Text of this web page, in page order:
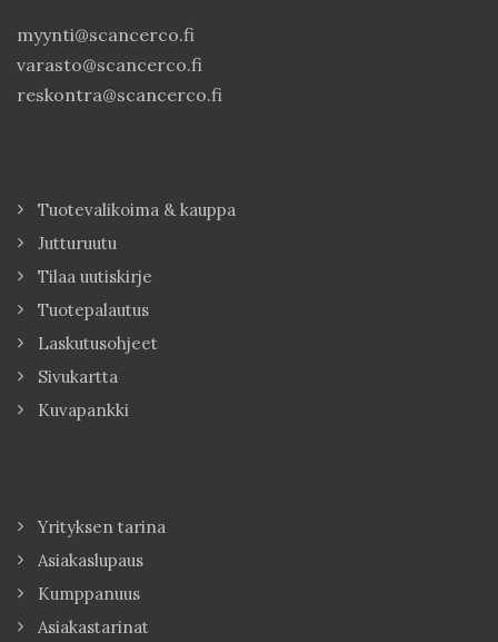
myynti@scancerco.fi
varasto@scancerco.fi
reskontra@scancerco.fi
Tuotevalikoima & kauppa
Jutturuutu
Tilaa uutiskirje
Tuotepalautus
Laskutusohjeet
Sivukartta
Kuvapankki
Yrityksen tarina
Asiakaslupaus
Kumppanuus
Asiakastarinat